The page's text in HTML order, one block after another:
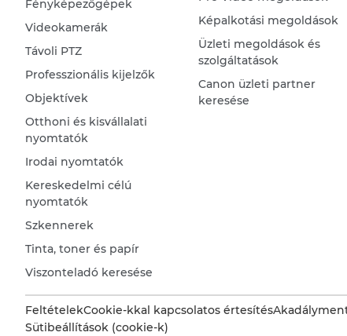
Fényképezőgépek
Videokamerák
Távoli PTZ
Professzionális kijelzők
Objektívek
Otthoni és kisvállalati
nyomtatók
Irodai nyomtatók
Kereskedelmi célú
nyomtatók
Szkennerek
Tinta, toner és papír
Viszonteladó keresése
Képalkotási megoldások
Üzleti megoldások és
szolgáltatások
Canon üzleti partner
keresése
FeltételekCookie-kkal kapcsolatos értesítés
Sütibeállítások (cookie-k)